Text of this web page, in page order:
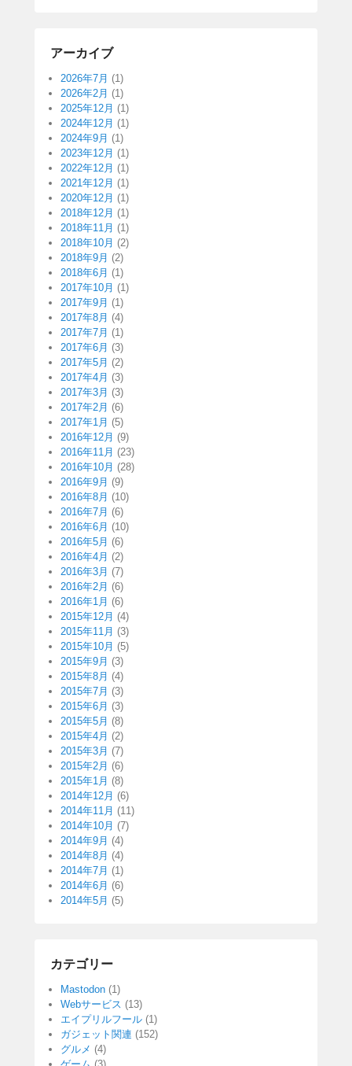
アーカイブ
2026年7月 (1)
2026年2月 (1)
2025年12月 (1)
2024年12月 (1)
2024年9月 (1)
2023年12月 (1)
2022年12月 (1)
2021年12月 (1)
2020年12月 (1)
2018年12月 (1)
2018年11月 (1)
2018年10月 (2)
2018年9月 (2)
2018年6月 (1)
2017年10月 (1)
2017年9月 (1)
2017年8月 (4)
2017年7月 (1)
2017年6月 (3)
2017年5月 (2)
2017年4月 (3)
2017年3月 (3)
2017年2月 (6)
2017年1月 (5)
2016年12月 (9)
2016年11月 (23)
2016年10月 (28)
2016年9月 (9)
2016年8月 (10)
2016年7月 (6)
2016年6月 (10)
2016年5月 (6)
2016年4月 (2)
2016年3月 (7)
2016年2月 (6)
2016年1月 (6)
2015年12月 (4)
2015年11月 (3)
2015年10月 (5)
2015年9月 (3)
2015年8月 (4)
2015年7月 (3)
2015年6月 (3)
2015年5月 (8)
2015年4月 (2)
2015年3月 (7)
2015年2月 (6)
2015年1月 (8)
2014年12月 (6)
2014年11月 (11)
2014年10月 (7)
2014年9月 (4)
2014年8月 (4)
2014年7月 (1)
2014年6月 (6)
2014年5月 (5)
カテゴリー
Mastodon (1)
Webサービス (13)
エイプリルフール (1)
ガジェット関連 (152)
グルメ (4)